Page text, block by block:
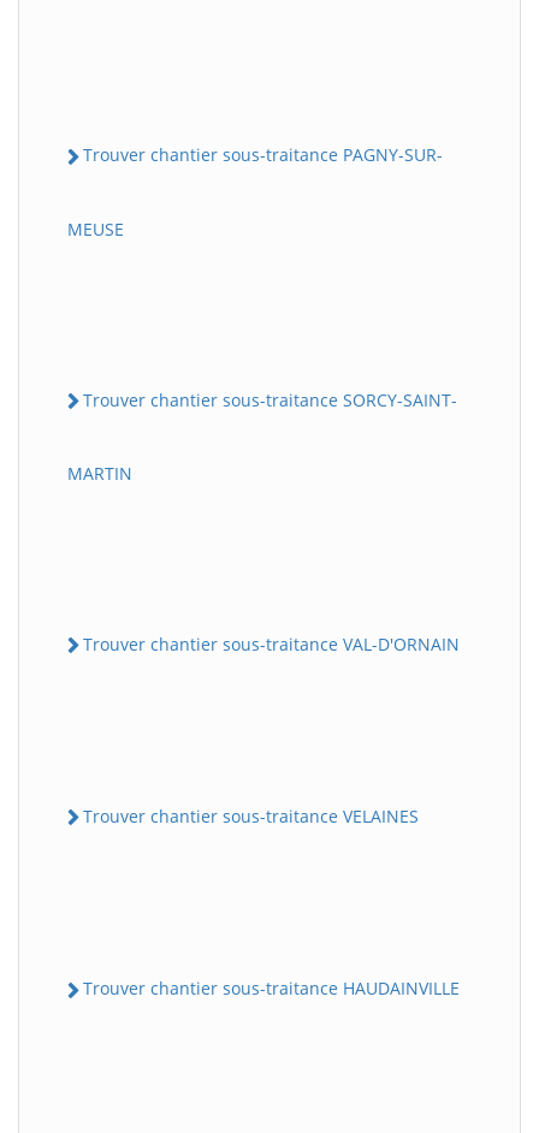
Trouver chantier sous-traitance PAGNY-SUR-
MEUSE
Trouver chantier sous-traitance SORCY-SAINT-
MARTIN
Trouver chantier sous-traitance VAL-D'ORNAIN
Trouver chantier sous-traitance VELAINES
Trouver chantier sous-traitance HAUDAINVILLE